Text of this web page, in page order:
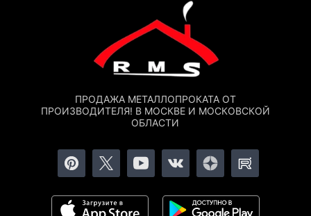
ПРОДАЖА МЕТАЛЛОПРОКАТА ОТ
ПРОИЗВОДИТЕЛЯ! В МОСКВЕ И МОСКОВСКОЙ
ОБЛАСТИ